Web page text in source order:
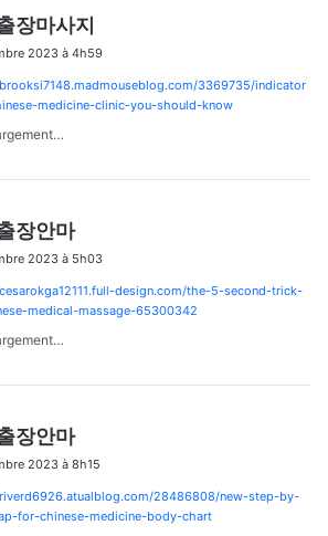
장마사지
t
:
2023 à 4h59
3369735/indicator
medicine-clinic-you-should-know
장안마
t
:
2023 à 5h03
design.com/the-5-second-trick-
medical-massage-65300342
장안마
t
:
2023 à 8h15
28486808/new-step-by-
for-chinese-medicine-body-chart